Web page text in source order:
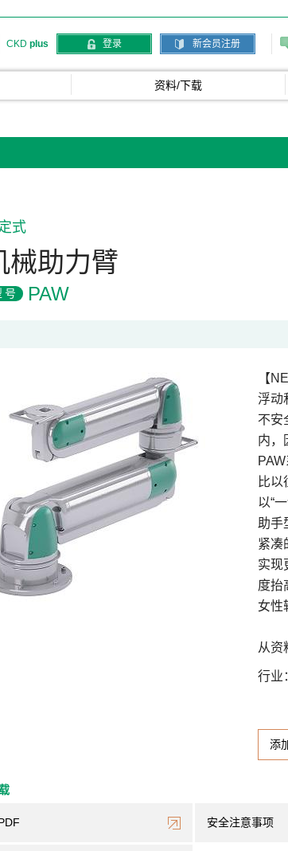
CKD plus 登录 新会员注册
资料/下载
式
械助力臂
号 PAW
【
浮动
不安
内，
比以
以“
助手
紧凑
实现
度抬
女性
从资
行业
添
安全注意事项